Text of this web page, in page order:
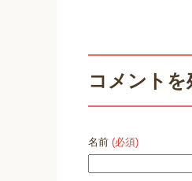
コメントを
名前 (必須)